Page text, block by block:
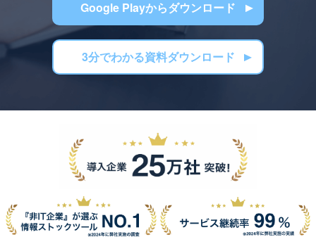
Google Playからダウンロード
3分でわかる資料ダウンロード